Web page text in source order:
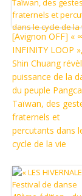
[Avignon OFF] «
INFINITY LOOP
Shin Chuang
puissance de la
du peuple
Taïwan, des
fraternels et
percutants dans
cycle de la vie